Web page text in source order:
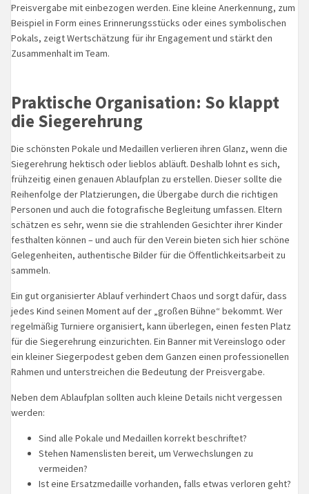
Preisvergabe mit einbezogen werden. Eine kleine Anerkennung, zum
Beispiel in Form eines Erinnerungsstücks oder eines symbolischen
Pokals, zeigt Wertschätzung für ihr Engagement und stärkt den
Zusammenhalt im Team.
Praktische Organisation: So klappt
die Siegerehrung
Die schönsten Pokale und Medaillen verlieren ihren Glanz, wenn die
Siegerehrung hektisch oder lieblos abläuft. Deshalb lohnt es sich,
frühzeitig einen genauen Ablaufplan zu erstellen. Dieser sollte die
Reihenfolge der Platzierungen, die Übergabe durch die richtigen
Personen und auch die fotografische Begleitung umfassen. Eltern
schätzen es sehr, wenn sie die strahlenden Gesichter ihrer Kinder
festhalten können – und auch für den Verein bieten sich hier schöne
Gelegenheiten, authentische Bilder für die Öffentlichkeitsarbeit zu
sammeln.
Ein gut organisierter Ablauf verhindert Chaos und sorgt dafür, dass
jedes Kind seinen Moment auf der „großen Bühne“ bekommt. Wer
regelmäßig Turniere organisiert, kann überlegen, einen festen Platz
für die Siegerehrung einzurichten. Ein Banner mit Vereinslogo oder
ein kleiner Siegerpodest geben dem Ganzen einen professionellen
Rahmen und unterstreichen die Bedeutung der Preisvergabe.
Neben dem Ablaufplan sollten auch kleine Details nicht vergessen
werden:
Sind alle Pokale und Medaillen korrekt beschriftet?
Stehen Namenslisten bereit, um Verwechslungen zu
vermeiden?
Ist eine Ersatzmedaille vorhanden, falls etwas verloren geht?